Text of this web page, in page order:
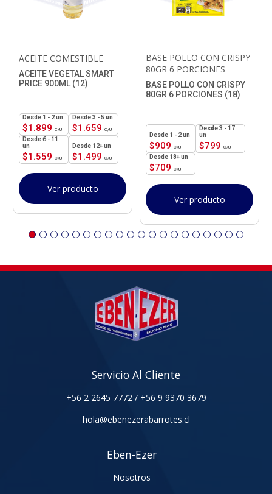
ACEITE COMESTIBLE
ACEITE VEGETAL SMART
PRICE 900ML (12)
$1.899
1 - 2un
$1.659
3 - 5 un
$1.559
6 - 11
un
$1.499
12+ un
Ver producto
BASE POLLO CON CRISPY
80GR 6 PORCIONES
BASE POLLO CON CRISPY
80GR 6 PORCIONES (18)
$909
1 - 2un
$799
3 - 17
un
$709
18+ un
Ver producto
Servicio Al Cliente
+56 2 2645 7772 / +56 9 9370 3679
hola@ebenezerabarrotes.cl
Eben-Ezer
Nosotros